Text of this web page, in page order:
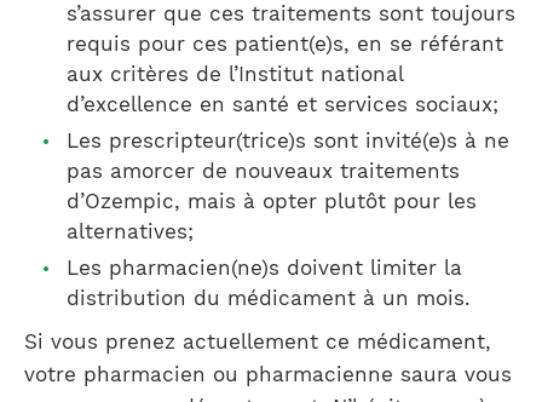
s’assurer que ces traitements sont toujours
requis pour ces patient(e)s, en se référant
aux critères de l’Institut national
d’excellence en santé et services sociaux;
Les prescripteur(trice)s sont invité(e)s à ne
pas amorcer de nouveaux traitements
d’Ozempic, mais à opter plutôt pour les
alternatives;
Les pharmacien(ne)s doivent limiter la
distribution du médicament à un mois.
Si vous prenez actuellement ce médicament,
votre pharmacien ou pharmacienne saura vous